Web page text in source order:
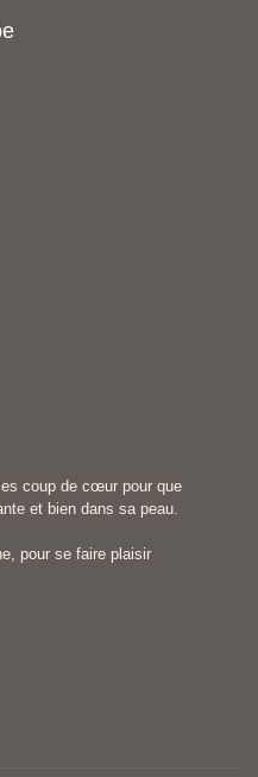
coup de cœur pour que
et bien dans sa peau.
pour se faire plaisir